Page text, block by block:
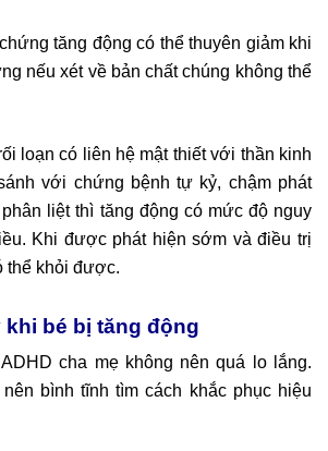
tăng động có thể thuyên giảm khi
nếu xét về bản chất chúng không thể
loạn có liên hệ mật thiết với thần kinh
với chứng bệnh tự kỷ, chậm phát
liệt thì tăng động có mức độ nguy
Khi được phát hiện sớm và điều trị
thể khỏi được.
khi bé bị tăng động
cha mẹ không nên quá lo lắng.
bình tĩnh tìm cách khắc phục hiệu